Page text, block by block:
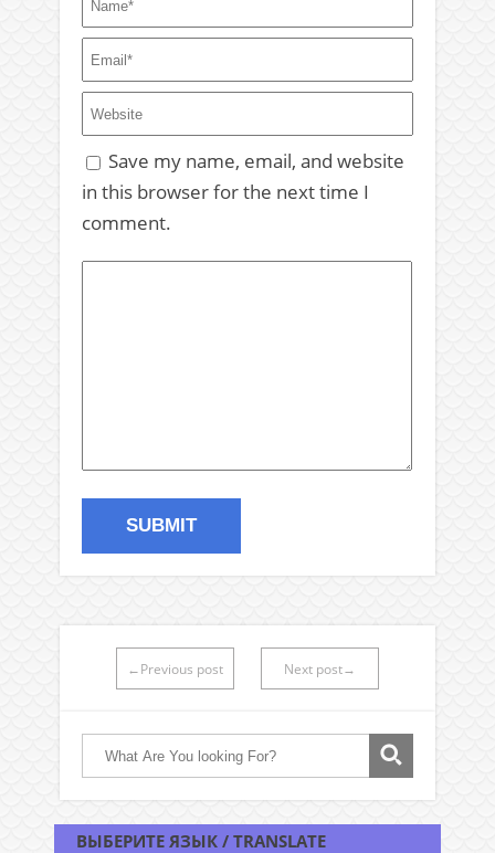
Save my name, email, and website
in this browser for the next time I
comment.
←Previous post Next post→
ВЫБЕРИТЕ ЯЗЫК / TRANSLATE